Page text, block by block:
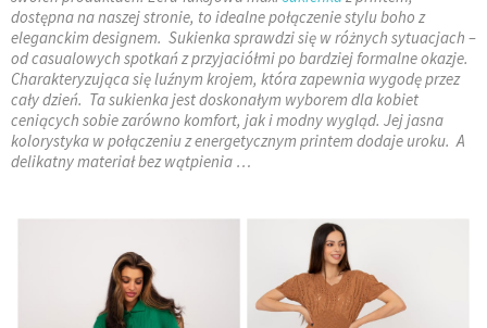
dostępna na naszej stronie, to idealne połączenie stylu boho z
eleganckim designem. Sukienka sprawdzi się w różnych sytuacjach –
od casualowych spotkań z przyjaciółmi po bardziej formalne okazje.
Charakteryzująca się luźnym krojem, która zapewnia wygodę przez
cały dzień. Ta sukienka jest doskonałym wyborem dla kobiet
ceniących sobie zarówno komfort, jak i modny wygląd. Jej jasna
kolorystyka w połączeniu z energetycznym printem dodaje uroku. A
delikatny materiał bez wątpienia …